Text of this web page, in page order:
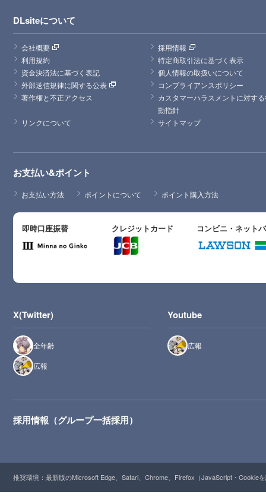
DLsiteについて
会社概要
採用情報
利用規約
特定商取引法に基づく表示
資金決済法に基づく表記
個人情報の取扱いについて
外部送信規律に関する公表
コンプライアンスポリシー
著作権と不正アクセス
カスタマーハラスメントに対す
動指針
リンクについて
サイトマップ
お支払い&ポイント
お支払い方法 ポイントについて ポイント購入方法
即時口座振替 クレジットカード コンビニ・ネット
X(Twitter)
全年齢
広報
Youtube
広報
採用情報（グループ一括採用）
推奨環境：最新版のMicrosoft Edge、Safari、Chrome、Firefox（JavaScript・Cookie